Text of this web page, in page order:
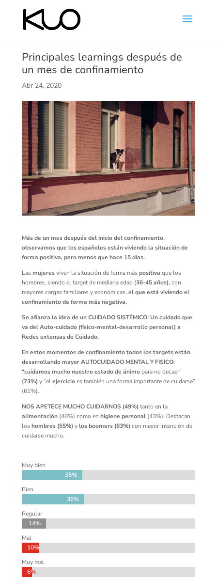
Principales learnings después de
un mes de confinamiento
Abr 24, 2020
Más de un mes después del inicio del confinamiento,
observamos que los españoles están viviendo la situación de
forma positiva, pero menos que hace 15 días.
Lasmujeresviven la situación de forma máspositiva que los
hombres, siendo el target de mediana edad (36-45 años),con
mayores cargas familiares y económicas, el que está viviendo el
confinamiento de forma más negativa.
Se afianza la idea de un CUIDADO SISTÉMICO: Un cuidado que
va del Auto-cuidado (físico-mental-desarrollo personal) a
Redes extensas de Cuidado.
En estos momentos de confinamiento todos los targets están
desarrollando mayor AUTOCUIDADO MENTAL Y FISICO:
“cuidamos mucho nuestro estado de ánimo para no decaer”
(73%) y “elejercicioes también una forma importante de cuidarse”
(61%).
NOS APETECE MUCHO CUIDARNOS (49%) tanto en la
alimentación(48%) como en higiene personal (43%). Destacan
loshombres (55%) ylos boomers (63%) con mayor intención de
cuidarse mucho.
Muy bien
35%
35%
Bien
36%
36%
Regular
14%
14%
Mal
10%
10%
Muy mal
6%
6%